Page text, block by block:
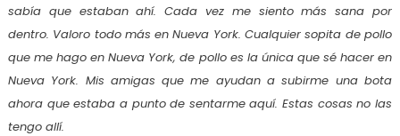
sabía que estaban ahí. Cada vez me siento más sana por
dentro. Valoro todo más en Nueva York. Cualquier sopita de pollo
que me hago en Nueva York, de pollo es la única que sé hacer en
Nueva York. Mis amigas que me ayudan a subirme una bota
ahora que estaba a punto de sentarme aquí. Estas cosas no las
tengo allí.